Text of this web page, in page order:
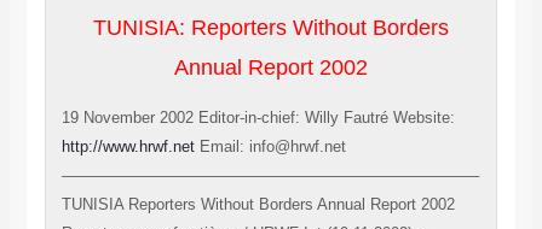
TUNISIA: Reporters Without Borders
Annual Report 2002
19 November 2002 Editor-in-chief: Willy Fautré Website:
http://www.hrwf.netEmail: info@hrwf.net ——————————————————————————– TUNISIA Reporters Without Borders Annual Report 2002 Reporters sans frontières / HRWF Int (19.11.2002) – Website http://www.hrwf.net – Email info@hrwf.net – Unable to express themselves within the country, opponents of Zine el-Abidine Ben Ali found an unhoped-for mouthpiece for their ideas : Al Mustakillah, an Arabic television channel based in London. But within the country itself pressure on opponents is intensifying. The authorities have not hesitated, for example, to turn on their families. Moreover, to cut Tunisians off from the world, control over all means of communication has been reinforced. Two journalists are still behind bars and a third is leaving underground. Against a background of debate about a fourth mandate (proscribed by the constitution) for Zine el-Abidine Ben Ali in the presidential elections of 2004, the year 2001 was characterised by repression. The master of Carthage, destabilised by criticism expressed publicly by several personalities of the establishment, cracked down even harder on opponents. Assisted in this task by a formidable police force (130,000 agents), he repeatedly attacked human rights activists, opposition leaders and journalists throughout the year. These opponents, unable to express themselves within the country, nevertheless found an unhoped-for mouthpiece for their ideas : Al Mustakillah. With its leading programme \”Le Grand Maghreb\”, this London-based Arabic television channel directed by a Tunisian, Mohammed Elhachmi, has managed to empty the streets every Sunday afternoon. To counteract the growing popularity of the channel, considered to be \”harmful\” to Tunisia, public sector television organised, for the first time ever, two televised debates on democracy and human rights ! The new minister in charge of human rights and communication, Slaheddine Maâoui, has tried a number of times, in vain, to show the Tunisian authorities\’ determination to improve freedom of _expression in the country. The media scene remains unchanged. Even if a few titles have dared to publish some criticism of the government, the majority have encouraged Zine el-Abidine Ben Ali to stand again in the 2004 presidential elections. The April reform to the press code disappointed many journalists who were hoping for \”an end to the existing paradox of official liberal discourse and continued censorship\”. The same journalists also asked for the lifting of restrictions on \”a number\” of their confreres \”banned from practising their profession\”. In the past few years many journalists have had to work for the foreign press, to create on-line newspapers or even to go into exile because unable to practise in their own country. Sihem Bensedrine, managing editor of the on-line newspaper Kalima, was jailed for several weeks in the summer after being subjected to various forms of pressure. Although Taoufik Ben Brik, who went on a hunger strike in April 2000, was not directly intimidated, his family was pressurised. Two journalists with Islamist leanings have been in jail since 1992 and a third has been living underground since 1998. Control over the means of communication, including the Internet, was again stepped up in 2001. All access to sites judged \”dangerous\”, whether they are Tunisian or French and belong to newspapers or human rights organisations, are blocked by \”information police\”. Message services are treated likewise, telephone lines are regularly cut and post is opened. Three journalists jailed Two journalists of Islamist persuasion have been in jail since 1992. Hamadi Jebali, managing editor of the weekly Al Fajr, the unofficial organ of the Islamist movement Ennahda, was sentenced by the Tunis military court to 16 years\’ imprisonment for \”agression with the intention to change the nature of the state\” and \”membership of an illegal organisation\”. Shortly before that the journalist had served a one-year jail sentence for publishing an article criticising the system of military courts. Abdellah Zouari, also with Al Fajr, was arrested on 12 April 1991 and sentenced to 11 years\’ imprisonment for \”membership of an illegal organisation\”. The two journalists were tried on 28 August 1992 along with 277 members of the Ennahda movement, for being involved in an \”Islamist plot\”. This trial failed to meet international standards of fairness and was characterised by vague indictments, torture, arbitrary detention, limited access to lawyers, and so on. Since then Hamadi Jebali and Abdellah Zouari have been detained in difficult conditions : overcrowded cells, lack of medication, obstacles to family visits, pressure on lawyers, etc. Sihem Bensedrine, managing editor of the on-line magazine Kalima and spokesperson for the CNLT, the Council for Freedom in Tunisia, was arrested on 26 June at Carthage airport on her return from France. She was taken to the Manouba women\’s prison in Tunis. A few days earlier the journalist had appeared on the programme \”Le Grand Maghreb\” on the London-based television channel Al Mustakillah. On that occasion she had discussed corruption, torture and the judiciary\’s lack of independence in Tunisia. She was charged with \”libel\” and \”undermining the judiciary\” and released on parole on 11 August. On 1 January 2002 her trial had still not opened. A journalist attacked On 3 February 2001 Jalel Zoghlami, managing editor of the monthly Kaws el Karama (not recognised by the authorities), was assaulted by a man in the street who hit him on the head with an iron bar. Three days later the journalist and his friends were assaulted by plainclothes policemen outside his home. Some of them were injured. At the same time about 100 plainclothes policemen blocked the road. Due to these incidents, the journalist decided to go on a hunger strike. Kaws el Karama had been launched a few days earlier at the home of Taoufik Ben Brik, Jalel Zoghlami\’s brother. The first issue of Kaws el Karama had run the headlines \”Ben Ali, 13 years, that\’s enough !\”. Pressure and obstruction Hamma Hammami, managing editor of El Badil and leader of the POCT (Tunisian Workers\’ Communist Party), has been living underground since February 1998. After being sentenced, along with his editor-in-chief, to two and a half years in jail in 1992 for \”spreading false news\”, he was again convicted in August 1999 for \”maintaining an inauthorized party\”. He was sentenced in his absence to nine years and three months in jail. In 2001 police intensified surveillance of his wife, advocate Radhia Nasraoui, his three daughters and other members of his family, who are regularly victims of intimidation. On 12 January 2001, without any explanation, the authorities seized the 198th issue of the weekly El Mawkif which contained articles on recent trials of human rights activists. El Mawkif, the organ of the legal opposition PDP, the progressive democratic party, is the only opposition newspaper deprived, because of its independent standpoint, of government subsidies and advertising allocated by the state and public-sector or para-state businesses. While four members of Reporters Without Borders were distributing copies of Kaws el Karama on 21 February in the centre of Tunis, about ten plainclothes policemen grabbed the copies of the monthly form them and confiscated the organisation\’s video camera. General secretary Robert Ménard and another member of Reporters Without Borders were taken to the airport and expelled. In March the fortnightly Salama, published in Paris, was banned. In one of the articles a journalist had highlighted \”the limits of Tunisians\’ freedom of _expression\”. In the following month, the 6 April edition of the French daily Le Monde was seized. The full-page article on Tunisia, headed \”Tunisian